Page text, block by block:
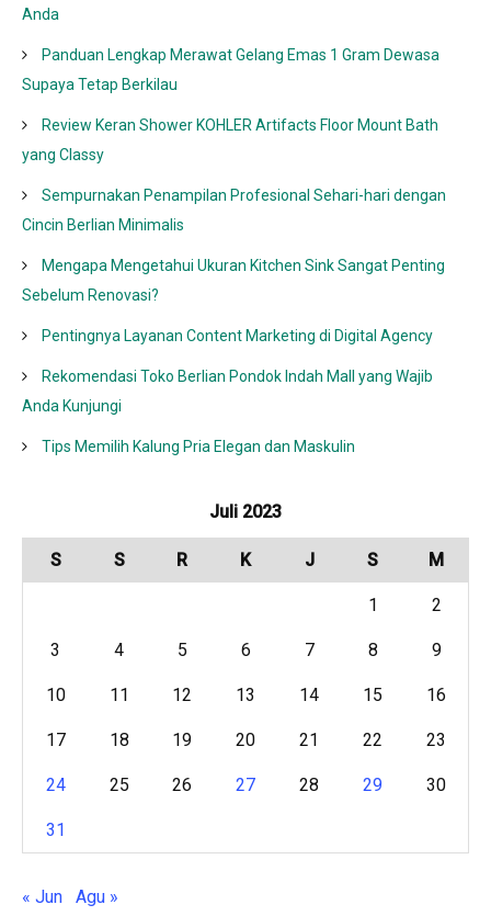
Anda
Panduan Lengkap Merawat Gelang Emas 1 Gram Dewasa
Supaya Tetap Berkilau
Review Keran Shower KOHLER Artifacts Floor Mount Bath
yang Classy
Sempurnakan Penampilan Profesional Sehari-hari dengan
Cincin Berlian Minimalis
Mengapa Mengetahui Ukuran Kitchen Sink Sangat Penting
Sebelum Renovasi?
Pentingnya Layanan Content Marketing di Digital Agency
Rekomendasi Toko Berlian Pondok Indah Mall yang Wajib
Anda Kunjungi
Tips Memilih Kalung Pria Elegan dan Maskulin
Juli 2023
S S R K J S M
1 2
3 4 5 6 7 8 9
10 11 12 13 14 15 16
17 18 19 20 21 22 23
24 25 26 27 28 29 30
31
« Jun Agu »